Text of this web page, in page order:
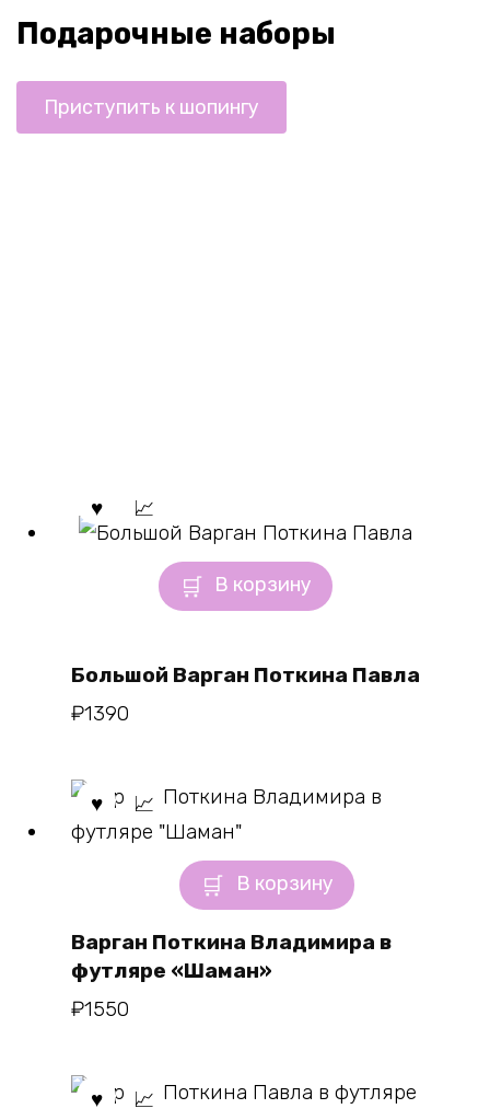
Подарочные наборы
Приступить к шопингу
В корзину
Большой Варган Поткина Павла
₽1390
В корзину
Варган Поткина Владимира в
футляре «Шаман»
₽1550